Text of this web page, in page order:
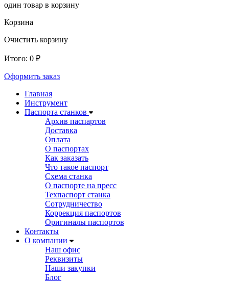
один товар в корзину
Корзина
Очистить корзину
Итого: 0 ₽
Оформить заказ
Главная
Инструмент
Паспорта станков
Архив паспартов
Доставка
Оплата
О паспортах
Как заказать
Что такое паспорт
Схема станка
О паспорте на пресс
Техпаспорт станка
Сотрудничество
Коррекция паспортов
Оригиналы паспортов
Контакты
О компании
Наш офис
Реквизиты
Наши закупки
Блог